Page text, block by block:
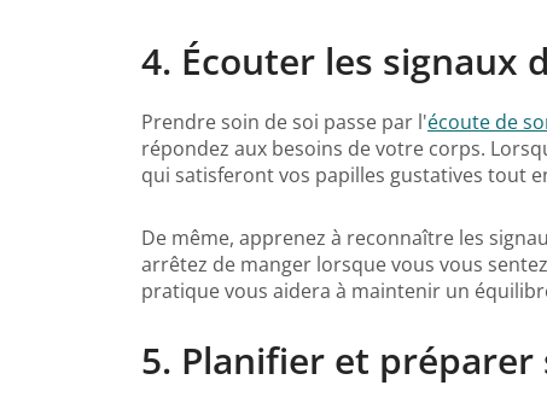
4. Écouter les signaux
Prendre soin de soi passe par l'écoute de
répondez aux besoins de votre corps.
qui satisferont vos papilles gustatives tout
De même, apprenez à reconnaître les
arrêtez de manger lorsque vous vous
pratique vous aidera à maintenir un
5. Planifier et préparer